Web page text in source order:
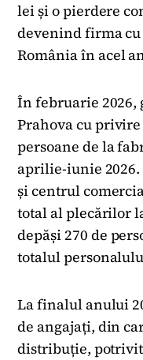
lei și o pierdere
devenind firma
România în acel
În februarie 2026,
Prahova cu
persoane de la
aprilie-iunie 2026.
și centrul
total al plecărilor
depăși 270 de
totalul
La finalul anului
de angajați, din
distribuție,